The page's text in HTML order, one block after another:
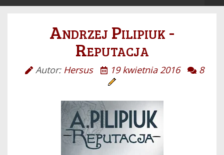
Andrzej Pilipiuk -
Reputacja
Autor: Hersus 19 kwietnia 2016 8